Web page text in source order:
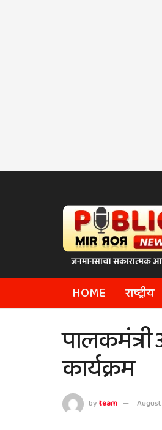
HOME राष्ट्रीय
पालकमंत्री
कार्यक्रम
byteam